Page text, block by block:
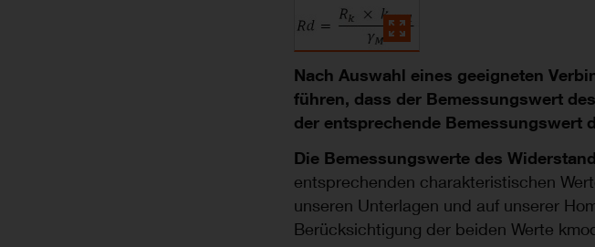
Nach Auswahl eines geeigneten
führen, dass der Bemessungswert
der entsprechende Bemessungswert
Die Bemessungswerte des
entsprechenden charakteristischen
unseren Unterlagen und auf unserer
Berücksichtigung der beiden Werte